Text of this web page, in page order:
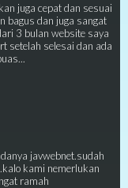
juga cepat dan sesuai
bagus dan juga sangat
3 bulan website saya
setelah selesai dan ada
javwebnet.sudah
kami nemerlukan
ramah